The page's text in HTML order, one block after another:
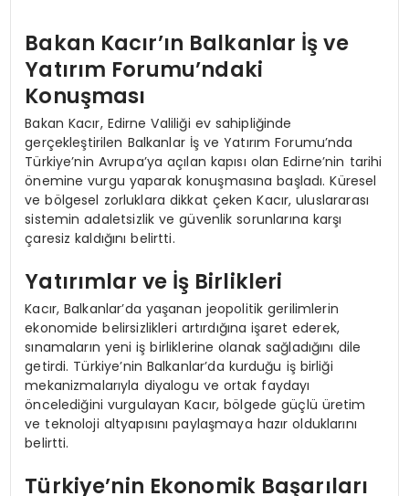
Bakan Kacır’ın Balkanlar İş ve
Yatırım Forumu’ndaki
Konuşması
Bakan Kacır, Edirne Valiliği ev sahipliğinde
gerçekleştirilen Balkanlar İş ve Yatırım Forumu’nda
Türkiye’nin Avrupa’ya açılan kapısı olan Edirne’nin tarihi
önemine vurgu yaparak konuşmasına başladı. Küresel
ve bölgesel zorluklara dikkat çeken Kacır, uluslararası
sistemin adaletsizlik ve güvenlik sorunlarına karşı
çaresiz kaldığını belirtti.
Yatırımlar ve İş Birlikleri
Kacır, Balkanlar’da yaşanan jeopolitik gerilimlerin
ekonomide belirsizlikleri artırdığına işaret ederek,
sınamaların yeni iş birliklerine olanak sağladığını dile
getirdi. Türkiye’nin Balkanlar’da kurduğu iş birliği
mekanizmalarıyla diyalogu ve ortak faydayı
öncelediğini vurgulayan Kacır, bölgede güçlü üretim
ve teknoloji altyapısını paylaşmaya hazır olduklarını
belirtti.
Türkiye’nin Ekonomik Başarıları